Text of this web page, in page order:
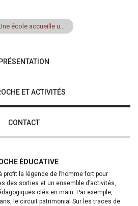
école accueille un artiste
PRÉSENTATION
ET ACTIVITÉS
CONTACT
ÉDUCATIVE
profit la légende de l’homme fort pour
des sorties et un ensemble d’activités,
clés en main. Par exemple,
le circuit patrimonial Sur les traces de